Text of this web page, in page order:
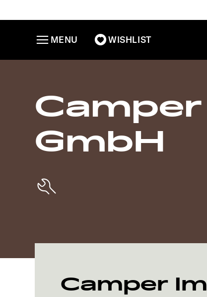
WISHLIST
MENU
GmbH
Camper